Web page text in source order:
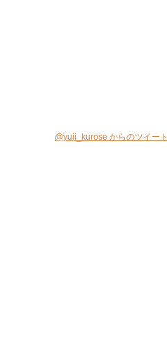
@yuji_kurose からのツイート